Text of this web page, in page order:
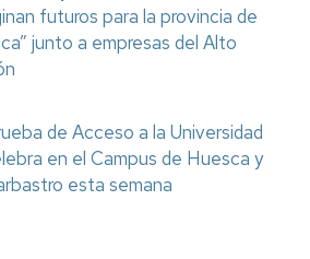
futuros para la provincia de
junto a empresas del Alto
de Acceso a la Universidad
en el Campus de Huesca y
esta semana